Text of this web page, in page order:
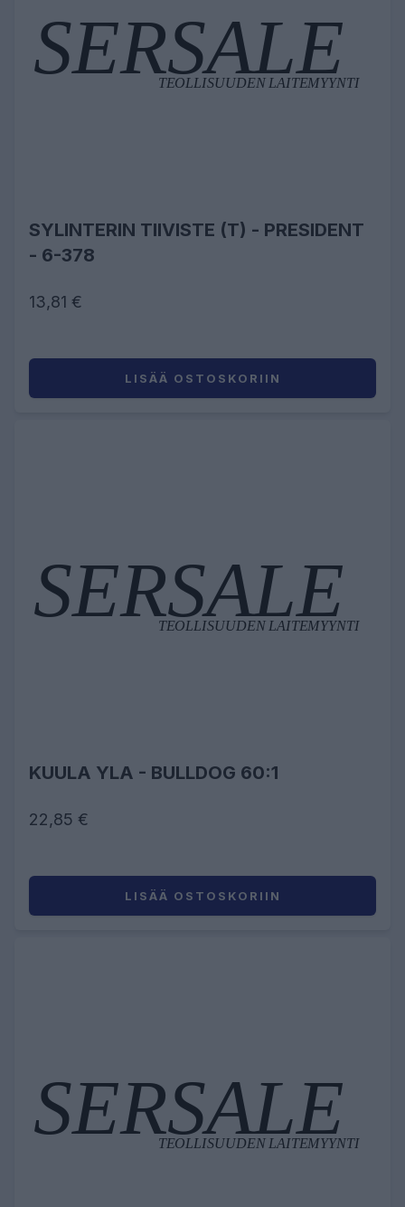
SYLINTERIN TIIVISTE (T) - PRESIDENT
- 6-378
13,81 €
LISÄÄ OSTOSKORIIN
KUULA YLA - BULLDOG 60:1
22,85 €
LISÄÄ OSTOSKORIIN